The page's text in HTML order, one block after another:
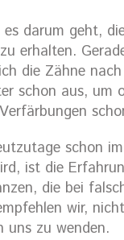
darum geht,
erhalten.
die Zähne
schon aus, um
schon
ist die
die bei
wir,
uns zu wenden.